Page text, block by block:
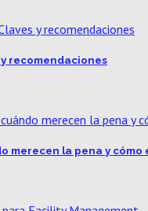
recomendaciones
merecen la pena y cómo